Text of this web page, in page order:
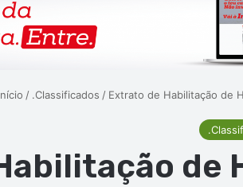
/ .Classificados / Extrato de Habilitação de
de